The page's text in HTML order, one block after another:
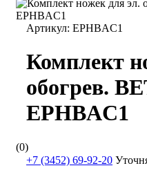
Артикул: EPHBAC1
Комплект
обогрев.
EPHBAC1
(0)
+7 (3452) 69-92-20